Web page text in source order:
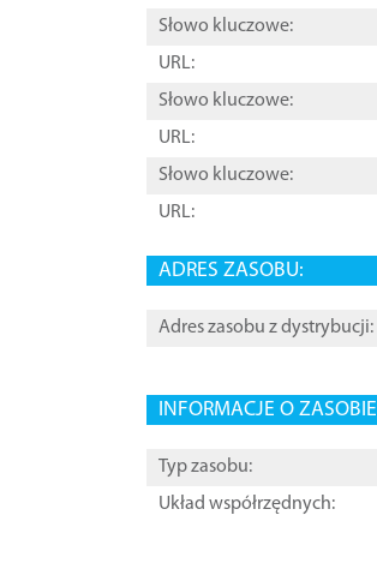
Słowo kluczowe:
URL:
Słowo kluczowe:
URL:
Słowo kluczowe:
URL:
ADRES ZASOBU:
Adres zasobu z dystrybucji:
INFORMACJE O
Typ zasobu:
Układ współrzędnych: